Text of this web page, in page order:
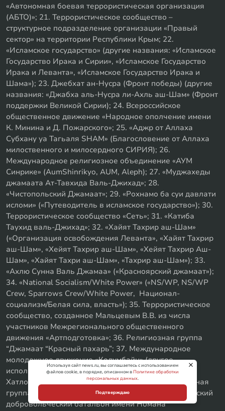
«Автономная боевая террористическая организация
(АБТО)»; 21. Террористическое сообщество –
структурное подразделение организации «Правый
сектор» на территории Республики Крым; 22.
«Исламское государство» (другие названия: «Исламское
Государство Ирака и Сирии», «Исламское Государство
Ирака и Леванта», «Исламское Государство Ирака и
Шама»); 23. Джебхат ан-Нусра (Фронт победы) (другие
названия: «Джабха аль-Нусра ли-Ахль аш-Шам» (Фронт
поддержки Великой Сирии); 24. Всероссийское
общественное движение «Народное ополчение имени
К. Минина и Д. Пожарского»; 25. «Аджр от Аллаха
Субхану уа Тагьаля SHAM» (Благословение от Аллаха
милоственного и милосердного СИРИЯ); 26.
Международное религиозное объединение «АУМ
Синрике» (AumShinrikyo, AUM, Aleph); 27. «Муджахеды
джамаата Ат-Тавхида Валь-Джихад»; 28.
«Чистопольский Джамаат»; 29. «Рохнамо ба суи давлати
исломи» («Путеводитель в исламское государство»); 30.
Террористическое сообщество «Сеть»; 31. «Катиба
Таухид валь-Джихад»; 32. «Хайят Тахрир аш-Шам»
(«Организация освобождения Леванта», «Хайят Тахрир
аш-Шам», «Хейят Тахрир аш-Шам», «Хейят Тахрир Аш-
Шам», «Хайят Тахри аш-Шам», «Тахрир аш-Шам»); 33.
«Ахлю Сунна Валь Джамаа» («Красноярский джамаат»);
34. «National Socialism/White Power» («NS/WP, NS/WP
Crew, Sparrows Crew/White Power, Национал-
социализм/Белая сила, власть»); 35. Террористическое
сообщество, созданное Мальцевым В.В. из числа
участников Межрегионального общественного
движения «Артподготовка»; 36. Религиозная группа
“Джамаат “Красный пахарь”; 37. Международное
молодежное движение «Колумбайн» (другое
используемое наименование «Скулшутинг»); 38.
Хатлонский джамаат; 39. Мусульманская религиозная
группа п. Кушкуль г. Оренбург; 40. «Крымско-татарский
добровольческий батальон имени Номана
Используя сайт news.ru, вы соглашаетесь с использованием
файлов cookie, в порядке, описанном вПолитике обработки
персональных данных.
Подтверждаю